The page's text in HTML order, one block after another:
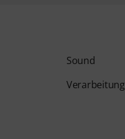
Sound
Verarbeitung